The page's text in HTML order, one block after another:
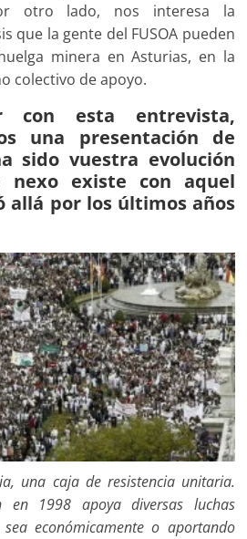
otro lado, nos interesa la
que la gente del FUSOA pueden
minera en Asturias, en la
colectivo de apoyo.
con esta entrevista,
una presentación de
sido vuestra evolución
nexo existe con aquel
allá por los últimos años
una caja de resistencia unitaria.
en 1998 apoya diversas luchas
económicamente o aportando